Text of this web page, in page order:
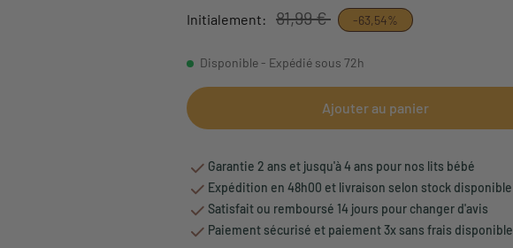
Initialement: 81,99 € -63,54%
Disponible - Expédié sous 72h
Ajouter au panier
Garantie 2 ans et jusqu'à 4 ans pour nos lits bébé
Expédition en 48h00 et livraison selon stock disponible
Satisfait ou remboursé 14 jours pour changer d'avis
Paiement sécurisé et paiement 3x sans frais disponible